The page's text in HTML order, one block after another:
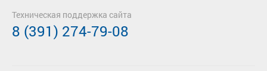
Техническая поддержка сайта
8 (391) 274-79-08